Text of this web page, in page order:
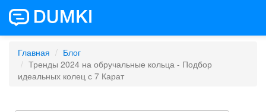
Главная
Блог
Тренды 2024 на обручальные кольца - Подбор
идеальных колец с 7 Карат